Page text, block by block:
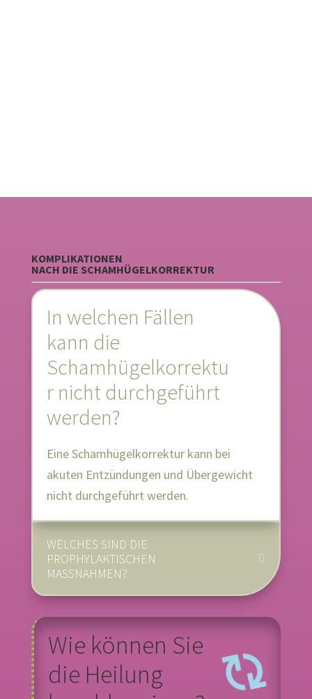
KOMPLIKATIONEN
NACH DIE SCHAMHÜGELKORREKTUR
In welchen Fällen
kann die
Schamhügelkorrektu
r nicht durchgeführt
werden?
Eine Schamhügelkorrektur kann bei
akuten Entzündungen und Übergewicht
nicht durchgeführt werden.
WELCHES SIND DIE
PROPHYLAKTISCHEN
MASSNAHMEN?
Wie können Sie
die Heilung